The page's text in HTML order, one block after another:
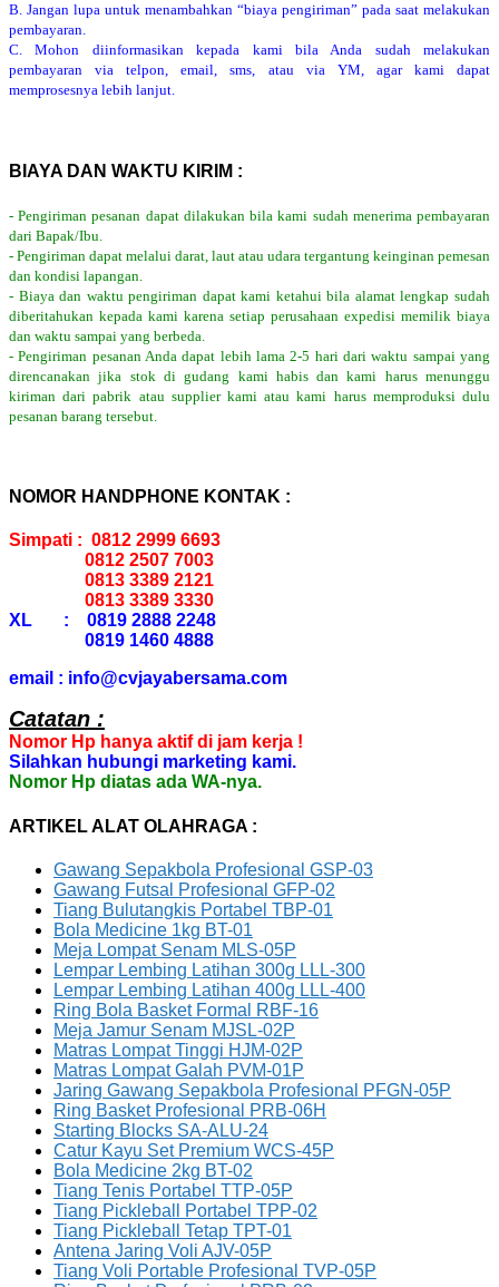
B. Jangan lupa untuk menambahkan “biaya pengiriman” pada saat melakukan
pembayaran.
C. Mohon diinformasikan kepada kami bila Anda sudah melakukan
pembayaran via telpon, email, sms, atau via YM, agar kami dapat
memprosesnya lebih lanjut.
BIAYA DAN WAKTU KIRIM :
- Pengiriman pesanan dapat dilakukan bila kami sudah menerima pembayaran
dari Bapak/Ibu.
- Pengiriman dapat melalui darat, laut atau udara tergantung keinginan pemesan
dan kondisi lapangan.
- Biaya dan waktu pengiriman dapat kami ketahui bila alamat lengkap sudah
diberitahukan kepada kami karena setiap perusahaan expedisi memilik biaya
dan waktu sampai yang berbeda.
- Pengiriman pesanan Anda dapat lebih lama 2-5 hari dari waktu sampai yang
direncanakan jika stok di gudang kami habis dan kami harus menunggu
kiriman dari pabrik atau supplier kami atau kami harus memproduksi dulu
pesanan barang tersebut.
NOMOR HANDPHONE KONTAK :
Simpati : 0812 2999 6693
0812 2507 7003
0813 3389 2121
0813 3389 3330
XL : 0819 2888 2248
0819 1460 4888
email : info@cvjayabersama.com
Catatan :
Nomor Hp hanya aktif di jam kerja !
Silahkan hubungi marketing kami.
Nomor Hp diatas ada WA-nya.
ARTIKEL ALAT OLAHRAGA :
Gawang Sepakbola Profesional GSP-03
Gawang Futsal Profesional GFP-02
Tiang Bulutangkis Portabel TBP-01
Bola Medicine 1kg BT-01
Meja Lompat Senam MLS-05P
Lempar Lembing Latihan 300g LLL-300
Lempar Lembing Latihan 400g LLL-400
Ring Bola Basket Formal RBF-16
Meja Jamur Senam MJSL-02P
Matras Lompat Tinggi HJM-02P
Matras Lompat Galah PVM-01P
Jaring Gawang Sepakbola Profesional PFGN-05P
Ring Basket Profesional PRB-06H
Starting Blocks SA-ALU-24
Catur Kayu Set Premium WCS-45P
Bola Medicine 2kg BT-02
Tiang Tenis Portabel TTP-05P
Tiang Pickleball Portabel TPP-02
Tiang Pickleball Tetap TPT-01
Antena Jaring Voli AJV-05P
Tiang Voli Portable Profesional TVP-05P